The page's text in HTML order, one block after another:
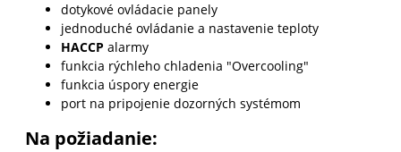
dotykové ovládacie panely
jednoduché ovládanie a nastavenie teploty
HACCP alarmy
funkcia rýchleho chladenia "Overcooling"
funkcia úspory energie
port na pripojenie dozorných systémom
Na požiadanie: